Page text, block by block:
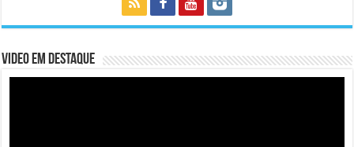
Video em Destaque